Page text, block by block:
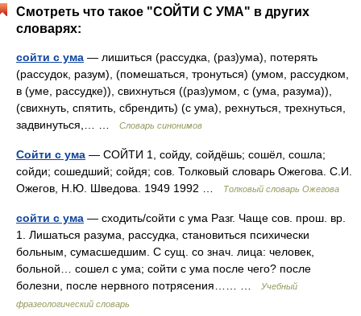
Смотреть что такое "СОЙТИ С УМА" в других
словарях:
сойти с ума — лишиться (рассудка, (раз)ума), потерять
(рассудок, разум), (помешаться, тронуться) (умом, рассудком,
в (уме, рассудке)), свихнуться ((раз)умом, с (ума, разума)),
(свихнуть, спятить, сбрендить) (с ума), рехнуться, трехнуться,
задвинуться,… …
Словарь синонимов
Сойти с ума — СОЙТИ 1, сойду, сойдёшь; сошёл, сошла;
сойди; сошедший; сойдя; сов. Толковый словарь Ожегова. С.И.
Ожегов, Н.Ю. Шведова. 1949 1992 …
Толковый словарь Ожегова
сойти с ума — сходить/сойти с ума Разг. Чаще сов. прош. вр.
1. Лишаться разума, рассудка, становиться психически
больным, сумасшедшим. С сущ. со знач. лица: человек,
больной… сошел с ума; сойти с ума после чего? после
болезни, после нервного потрясения…… …
Учебный
фразеологический словарь